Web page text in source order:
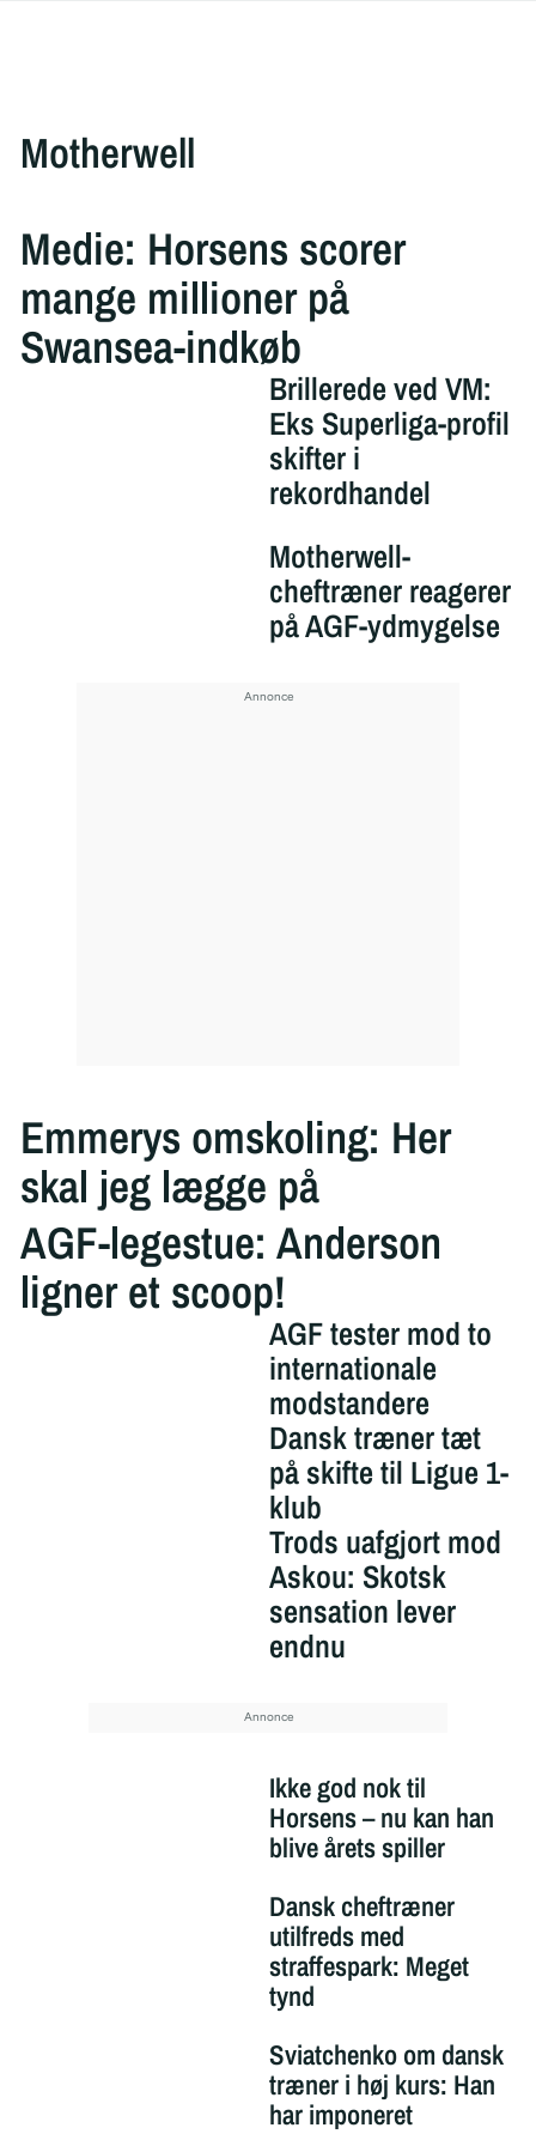
Motherwell
Medie: Horsens scorer
mange millioner på
Swansea-indkøb
Brillerede ved VM:
Eks Superliga-profil
skifter i
rekordhandel
Motherwell-
cheftræner reagerer
på AGF-ydmygelse
Emmerys omskoling: Her
skal jeg lægge på
AGF-legestue: Anderson
ligner et scoop!
AGF tester mod to
internationale
modstandere
Dansk træner tæt
på skifte til Ligue 1-
klub
Trods uafgjort mod
Askou: Skotsk
sensation lever
endnu
Ikke god nok til
Horsens – nu kan han
blive årets spiller
Dansk cheftræner
utilfreds med
straffespark: Meget
tynd
Sviatchenko om dansk
træner i høj kurs: Han
har imponeret